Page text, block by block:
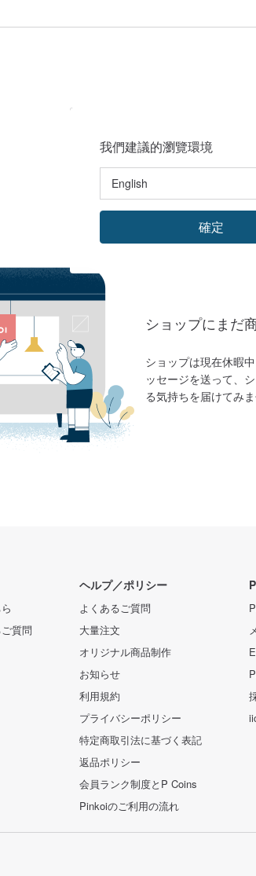
ショップにまだ
ショップは現在休暇
ッセージを送って、
る気持ちを届けてみ
質問
ヘルプ／ポリシー
よくあるご質問
大量注文
オリジナル商品制作
お知らせ
利用規約
プライバシーポリシー
特定商取引法に基づく表記
返品ポリシー
会員ランク制度とP Coins
Pinkoiのご利用の流れ
我們建議的瀏覽環境
確定